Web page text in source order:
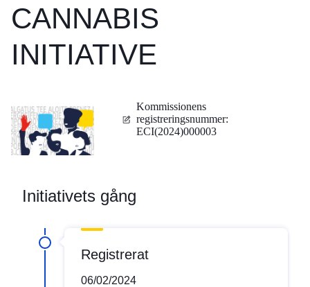
CANNABIS
INITIATIVE
Kommissionens
registreringsnummer:
ECI(2024)000003
Initiativets gång
Registrerat
06/02/2024